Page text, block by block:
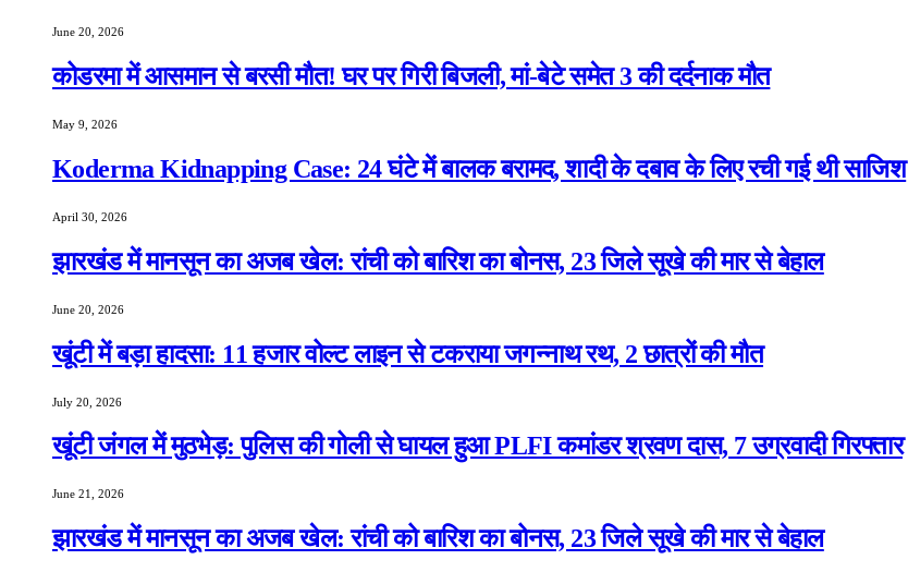
June 20, 2026
कोडरमा में आसमान से बरसी मौत! घर पर गिरी बिजली, मां-बेटे समेत 3 की दर्दनाक मौत
May 9, 2026
Koderma Kidnapping Case: 24 घंटे में बालक बरामद, शादी के दबाव के लिए रची गई थी साजिश
April 30, 2026
झारखंड में मानसून का अजब खेल: रांची को बारिश का बोनस, 23 जिले सूखे की मार से बेहाल
June 20, 2026
खूंटी में बड़ा हादसा: 11 हजार वोल्ट लाइन से टकराया जगन्नाथ रथ, 2 छात्रों की मौत
July 20, 2026
खूंटी जंगल में मुठभेड़: पुलिस की गोली से घायल हुआ PLFI कमांडर श्रवण दास, 7 उग्रवादी गिरफ्तार
June 21, 2026
झारखंड में मानसून का अजब खेल: रांची को बारिश का बोनस, 23 जिले सूखे की मार से बेहाल